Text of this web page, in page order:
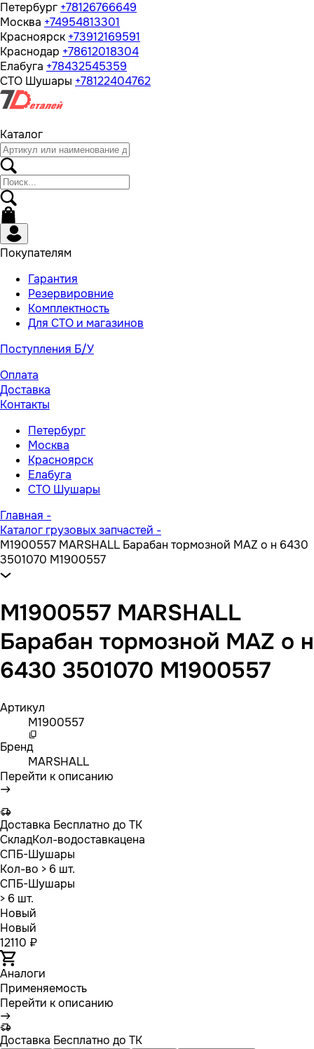
Петербург +78126766649
Москва +74954813301
Красноярск +73912169591
Краснодар +78612018304
Елабуга +78432545359
СТО Шушары +78122404762
Каталог
Покупателям
Гарантия
Резервировние
Комплектность
Для СТО и магазинов
Поступления Б/У
Оплата
Доставка
Контакты
Петербург
Москва
Красноярск
Елабуга
СТО Шушары
Главная -
Каталог грузовых запчастей -
M1900557 MARSHALL Барабан тормозной MAZ о н 6430
3501070 M1900557
M1900557 MARSHALL
Барабан тормозной MAZ о н
6430 3501070 M1900557
Артикул
M1900557
Бренд
MARSHALL
Перейти к описанию
Доставка Бесплатно до ТК
СкладКол-водоставкацена
СПБ-Шушары
Кол-во > 6 шт.
СПБ-Шушары
> 6 шт.
Новый
Новый
12110 ₽
Аналоги
Применяемость
Перейти к описанию
Доставка Бесплатно до ТК